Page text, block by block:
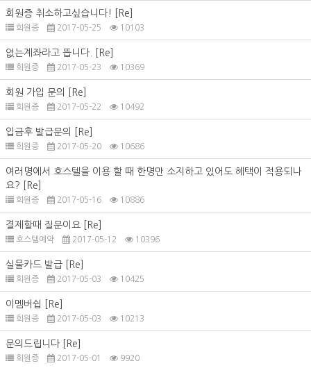
회원증 취소하고싶습니다! [Re]
회원증 2017-05-25 10103
없는계좌라고 뜹니다. [Re]
회원증 2017-05-23 10369
회원 가입 문의 [Re]
회원증 2017-05-22 10492
입금후 발급문의 [Re]
회원증 2017-05-20 10686
여러명에서 호스텔을 이용 할 때 한명만 소지하고 있어도 혜택이 적용되나
요?
[Re]
회원증 2017-05-16 10886
결제할때 질문이요 [Re]
호스텔예약 2017-05-12 10396
실물카드 발급 [Re]
회원증 2017-05-03 10425
이멤버쉽 [Re]
회원증 2017-05-03 10213
문의드립니다 [Re]
회원증 2017-05-01 9920